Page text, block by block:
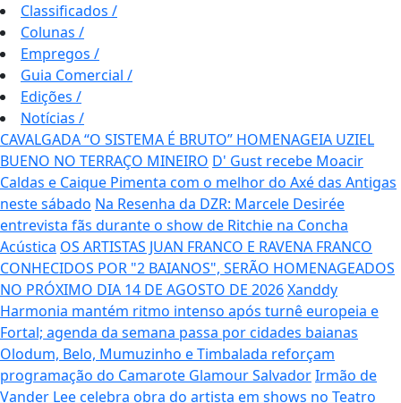
Classificados /
Colunas /
Empregos /
Guia Comercial /
Edições /
Notícias /
CAVALGADA “O SISTEMA É BRUTO” HOMENAGEIA UZIEL
BUENO NO TERRAÇO MINEIRO D' Gust recebe Moacir
Caldas e Caique Pimenta com o melhor do Axé das Antigas
neste sábado Na Resenha da DZR: Marcele Desirée
entrevista fãs durante o show de Ritchie na Concha
Acústica OS ARTISTAS JUAN FRANCO E RAVENA FRANCO
CONHECIDOS POR "2 BAIANOS", SERÃO HOMENAGEADOS
NO PRÓXIMO DIA 14 DE AGOSTO DE 2026Xanddy
Harmonia mantém ritmo intenso após turnê europeia e
Fortal; agenda da semana passa por cidades baianas
Olodum, Belo, Mumuzinho e Timbalada reforçam
programação do Camarote Glamour SalvadorIrmão de
Vander Lee celebra obra do artista em shows no Teatro